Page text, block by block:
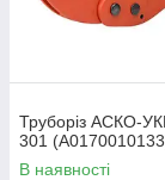
Труборіз АСКО-
301
В наявності